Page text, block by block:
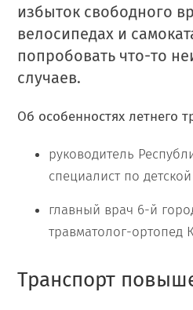
избыток свободного
велосипедах и
попробовать что-то
случаев.
Об особенностях летнего
руководитель
специалист по
главный врач 6-й
травматолог-ортопед
Транспорт